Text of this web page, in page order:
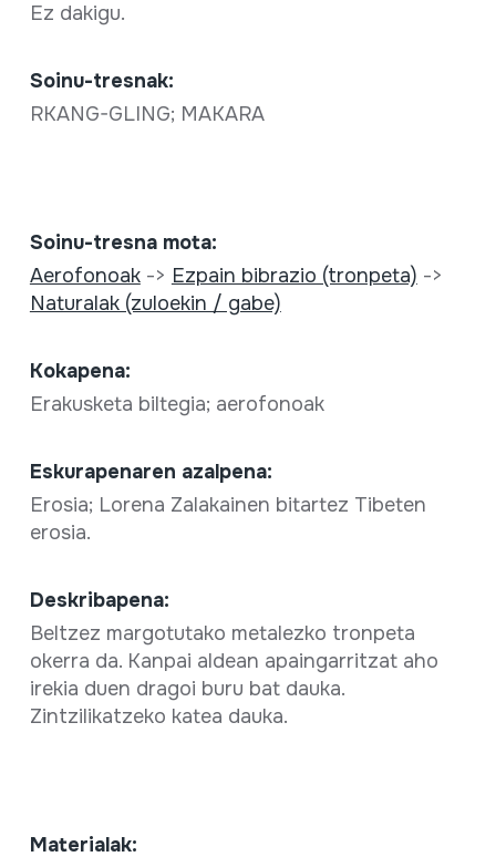
Ez dakigu.
Soinu-tresnak:
RKANG-GLING; MAKARA
Soinu-tresna mota:
Aerofonoak-> Ezpain bibrazio (tronpeta) ->
Naturalak (zuloekin / gabe)
Kokapena:
Erakusketa biltegia; aerofonoak
Eskurapenaren azalpena:
Erosia; Lorena Zalakainen bitartez Tibeten
erosia.
Deskribapena:
Beltzez margotutako metalezko tronpeta
okerra da. Kanpai aldean apaingarritzat aho
irekia duen dragoi buru bat dauka.
Zintzilikatzeko katea dauka.
Materialak: